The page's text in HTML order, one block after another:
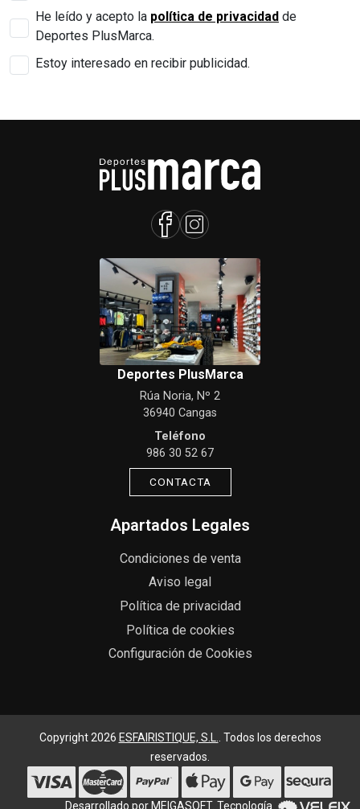
He leído y acepto la política de privacidad de
Deportes PlusMarca.
Estoy interesado en recibir publicidad.
Deportes PlusMarca
Rúa Noria, Nº 2
36940 Cangas
Teléfono
986 30 52 67
CONTACTA
Apartados Legales
Condiciones de venta
Aviso legal
Política de privacidad
Política de cookies
Configuración de Cookies
Copyright 2026 ESFAIRISTIQUE, S.L.. Todos los derechos
reservados.
Desarrollado por MEIGASOFT. Tecnología